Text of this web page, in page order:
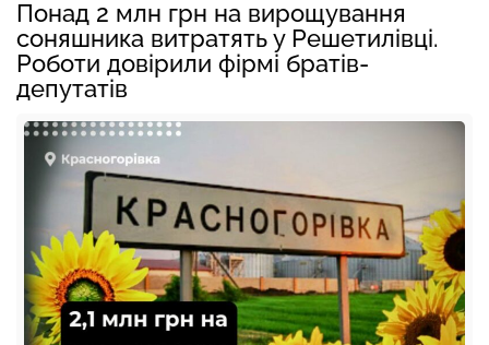
Понад 2 млн грн на вирощування
соняшника витратять у Решетилівці.
Роботи довірили фірмі братів-
депутатів